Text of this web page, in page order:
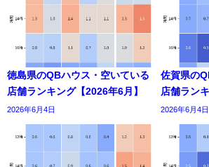
徳島県のQBハウス・空いている
店舗ランキング【2026年6月】
2026年6月4日
佐賀県の
店舗ラン
2026年6月4日